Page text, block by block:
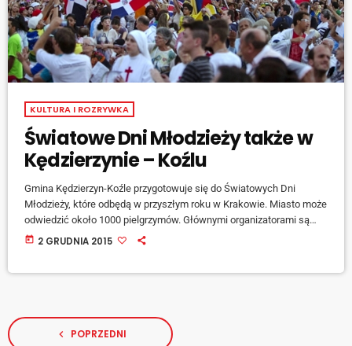
KULTURA I ROZRYWKA
Światowe Dni Młodzieży także w
Kędzierzynie – Koźlu
Gmina Kędzierzyn-Koźle przygotowuje się do Światowych Dni
Młodzieży, które odbędą w przyszłym roku w Krakowie. Miasto może
odwiedzić około 1000 pielgrzymów. Głównymi organizatorami są
miejscowe parafie i to one zapewnią noclegi dla gości z całego
today 2 GRUDNIA 2015
navigate_before POPRZEDNI